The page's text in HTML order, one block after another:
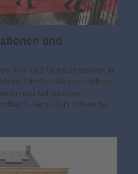
und
Info- und Verkaufsmessen in
Lifestyle-Messe zählt seit
und beliebtesten
Jedes Jahr öffnen die